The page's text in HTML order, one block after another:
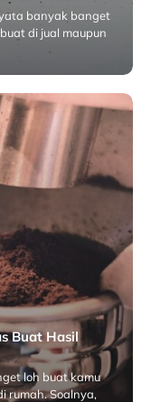
banyak banget
di jual maupun
Buat Hasil
loh buat kamu
rumah. Soalnya,